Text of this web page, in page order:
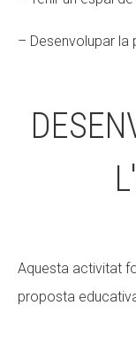
– Desenvolupar la
Aquesta activitat
proposta
Butlletins
Diari de la Fundació
Xarxes socials
Treballa amb
Butlletins
Diari de la Fundació
Xarxes socials
Treballa amb